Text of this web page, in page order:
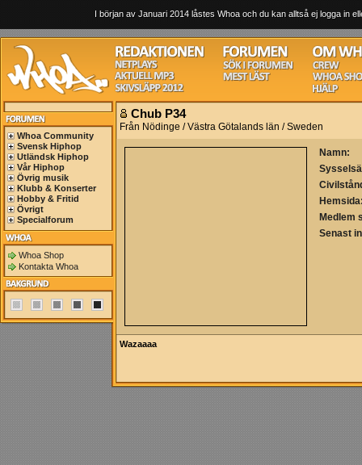
I början av Januari 2014 låstes Whoa och du kan alltså ej logga in
Whoa Community
Svensk Hiphop
Utländsk Hiphop
Vår Hiphop
Övrig musik
Klubb & Konserter
Hobby & Fritid
Övrigt
Specialforum
Whoa Shop
Kontakta Whoa
Chub P34
Från Nödinge / Västra Götalands län / Sweden
Namn:
Medlem
Senast
Wazaaaa